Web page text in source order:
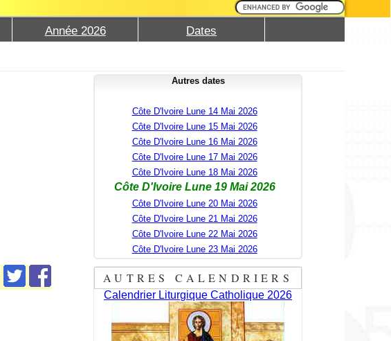
Année 2026 Dates
Autres dates
Côte D'Ivoire Lune 14 Mai 2026
Côte D'Ivoire Lune 15 Mai 2026
Côte D'Ivoire Lune 16 Mai 2026
Côte D'Ivoire Lune 17 Mai 2026
Côte D'Ivoire Lune 18 Mai 2026
Côte D'Ivoire Lune 19 Mai 2026
Côte D'Ivoire Lune 20 Mai 2026
Côte D'Ivoire Lune 21 Mai 2026
Côte D'Ivoire Lune 22 Mai 2026
Côte D'Ivoire Lune 23 Mai 2026
AUTRES CALENDRIERS
Calendrier Liturgique Catholique 2026